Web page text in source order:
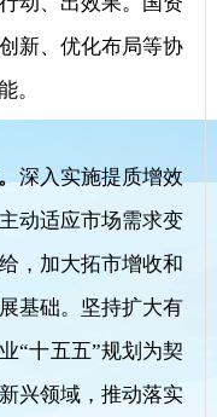
新、优化布局等协
。
深入实施提质增效
动适应市场需求变
，加大拓市增收和
基础。坚持扩大有
“十五五”规划为契
兴领域，推动落实